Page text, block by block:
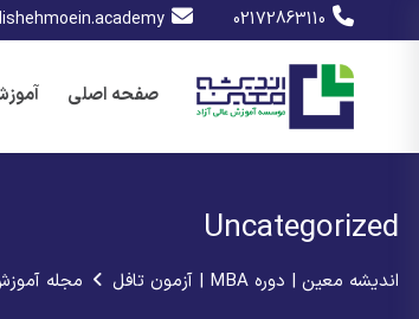
02172863110
صفحه اصلی
Uncategorized
اندیشه معین | دوره MBA | آزمون تافل مجله